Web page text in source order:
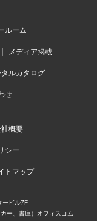
ルーム
メディア掲載
ルカタログ
せ
概要
シー
トマップ
ービル7F
ー、書庫）オフィスコム